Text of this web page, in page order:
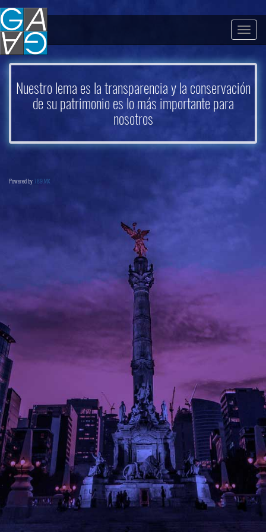
Nuestro lema es la transparencia y la conservación
de su patrimonio es lo más importante para
nosotros
Powered by 789.MX